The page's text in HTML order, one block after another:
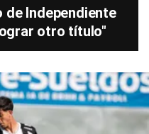
Independiente
otro título"